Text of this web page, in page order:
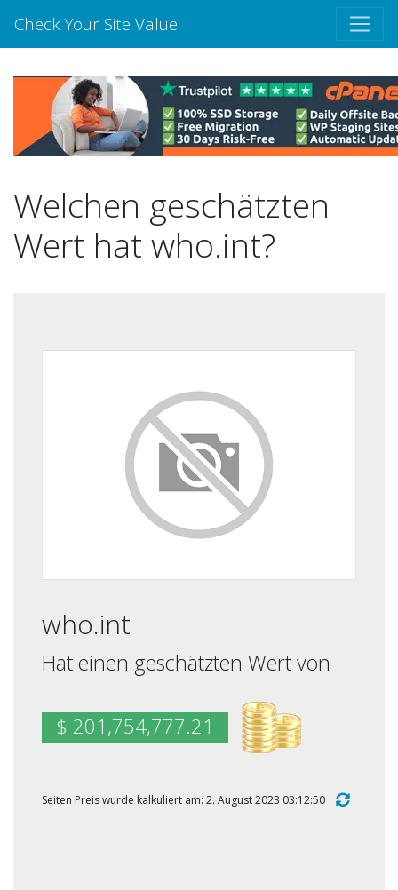
Check Your Site Value
Welchen geschätzten
Wert hat who.int?
who.int
Hat einen geschätzten Wert von
$ 201,754,777.21
Seiten Preis wurde kalkuliert am: 2. August 2023 03:12:50